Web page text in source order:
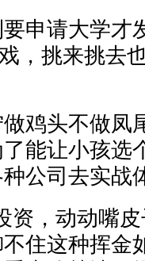
申请大学才
，挑来挑去
鸡头不做凤
能让小孩选
公司去实战
资，动动嘴
住这种挥金